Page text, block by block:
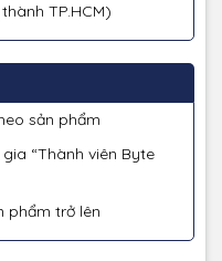
TP.HCM)
sản phẩm
“Thành viên Byte
phẩm trở lên